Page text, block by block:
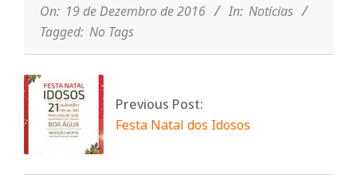
a
Q
u
19
On: 19 de Dezembro de 2016 In: Notícias
Tagged: No Tags
Previous Post:
Festa Natal dos Idosos